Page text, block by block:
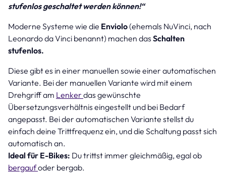
stufenlos geschaltet werden können!“
Moderne Systeme wie die Enviolo(ehemals NuVinci, nach
Leonardo da Vinci benannt) machen das Schalten
stufenlos.
Diese gibt es in einer manuellen sowie einer automatischen
Variante. Bei der manuellen Variante wird mit einem
Drehgriff am Lenker das gewünschte
Übersetzungsverhältnis eingestellt und bei Bedarf
angepasst. Bei der automatischen Variante stellst du
einfach deine Trittfrequenz ein, und die Schaltung passt sich
automatisch an.
Ideal für E-Bikes: Du trittst immer gleichmäßig, egal ob
bergaufoder bergab.